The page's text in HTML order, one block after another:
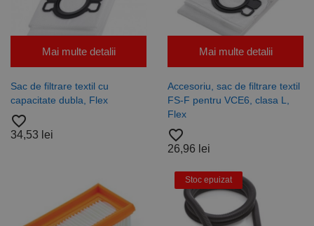
Mai multe detalii
Sac de filtrare textil cu
capacitate dubla, Flex
favorite_border
34,53 lei
Mai multe detalii
Accesoriu, sac de filtrare textil
FS-F pentru VCE6, clasa L,
Flex
favorite_border
26,96 lei
Stoc epuizat